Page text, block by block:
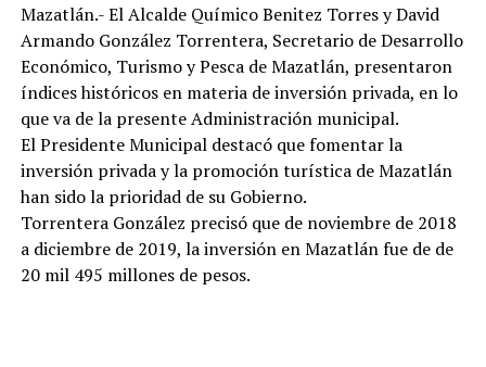
Mazatlán.- El Alcalde Químico Benitez Torres y David
Armando González Torrentera, Secretario de Desarrollo
Económico, Turismo y Pesca de Mazatlán, presentaron
índices históricos en materia de inversión privada, en lo
que va de la presente Administración municipal.
El Presidente Municipal destacó que fomentar la
inversión privada y la promoción turística de Mazatlán
han sido la prioridad de su Gobierno.
Torrentera González precisó que de noviembre de 2018
a diciembre de 2019, la inversión en Mazatlán fue de de
20 mil 495 millones de pesos.